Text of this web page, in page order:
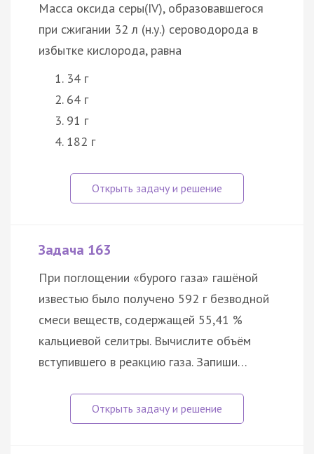
Масса оксида серы(IV), образовавшегося
при сжигании 32 л (н.у.) сероводорода в
избытке кислорода, равна
34 г
64 г
91 г
182 г
Задача 163
При поглощении «бурого газа» гашёной
известью было получено 592 г безводной
смеси веществ, содержащей 55,41 %
кальциевой селитры. Вычислите объём
вступившего в реакцию газа. Запиши…